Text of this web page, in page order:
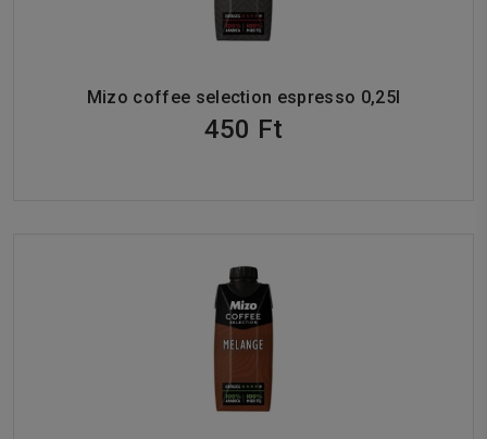
Mizo coffee selection espresso 0,25l
450 Ft